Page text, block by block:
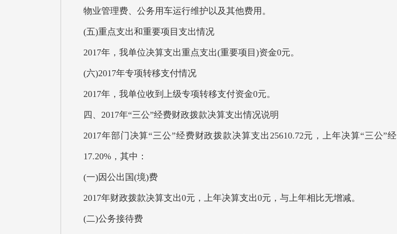
物业管理费、公务用车运行维护以及其他费用。
(五)重点支出和重要项目支出情况
2017年，我单位决算支出重点支出(重要项目)资金0元。
(六)2017年专项转移支付情况
2017年，我单位收到上级专项转移支付资金0元。
四、2017年“三公”经费财政拨款决算支出情况说明
2017年部门决算“三公”经费财政拨款决算支出25610.72元，上年决算“三公”
17.20%，其中：
(一)因公出国(境)费
2017年财政拨款决算支出0元，上年决算支出0元，与上年相比无增减。
(二)公务接待费